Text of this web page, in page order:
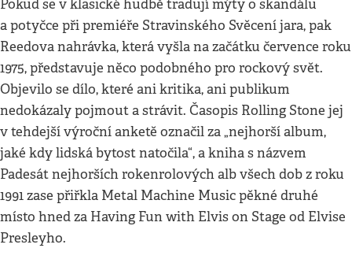
Pokud se v klasické hudbě tradují mýty o skandálu
a potyčce při premiéře Stravinského Svěcení jara, pak
Reedova nahrávka, která vyšla na začátku července roku
1975, představuje něco podobného pro rockový svět.
Objevilo se dílo, které ani kritika, ani publikum
nedokázaly pojmout a strávit. Časopis Rolling Stone jej
v tehdejší výroční anketě označil za „nejhorší album,
jaké kdy lidská bytost natočila“, a kniha s názvem
Padesát nejhorších rokenrolových alb všech dob z roku
1991 zase přiřkla Metal Machine Music pěkné druhé
místo hned za Having Fun with Elvis on Stage od Elvise
Presleyho.